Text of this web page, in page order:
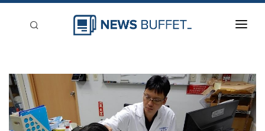
新聞稿分類
登入
刊登